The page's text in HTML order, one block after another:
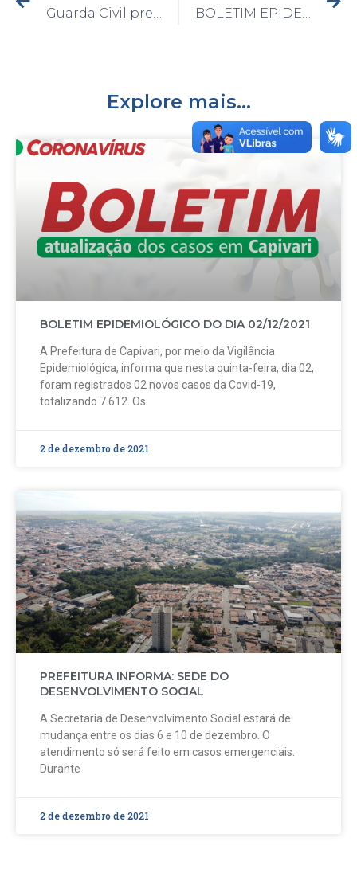
Explore mais...
BOLETIM EPIDEMIOLÓGICO DO DIA 02/12/2021
A Prefeitura de Capivari, por meio da Vigilância
Epidemiológica, informa que nesta quinta-feira, dia 02,
foram registrados 02 novos casos da Covid-19,
totalizando 7.612. Os
2 de dezembro de 2021
PREFEITURA INFORMA: SEDE DO
DESENVOLVIMENTO SOCIAL
A Secretaria de Desenvolvimento Social estará de
mudança entre os dias 6 e 10 de dezembro. O
atendimento só será feito em casos emergenciais.
Durante
2 de dezembro de 2021